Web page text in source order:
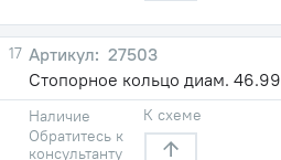
17
27503
Стопорное кольцо диам. 46.99
Наличие
Обратитесь к
консультанту
К схеме